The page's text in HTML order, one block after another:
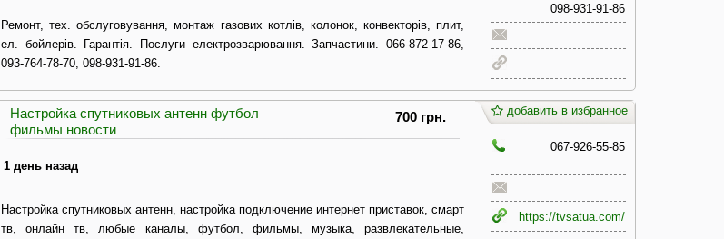
Ремонт, тех. обслуговування, монтаж газових котлів, колонок, конвекторів, плит,
ел. бойлерів. Гарантія. Послуги електрозварювання. Запчастини. 066-872-17-86,
093-764-78-70, 098-931-91-86.
098-931-91-86
Настройка спутниковых антенн футбол
фильмы новости
700 грн.
1 день назад
Настройка спутниковых антенн, настройка подключение интернет приставок, смарт
тв, онлайн тв, любые каналы, футбол, фильмы, музыка, развлекательные,
добавить в избранное
067-926-55-85
https://tvsatua.com/